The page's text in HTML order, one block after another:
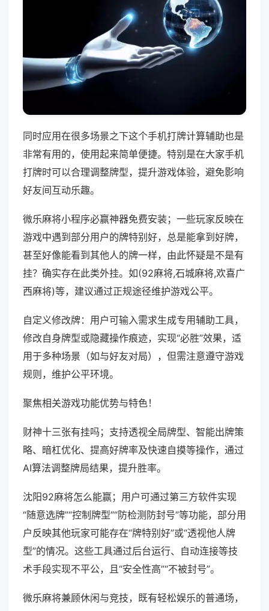
同时应用在很多场景之下这个手机打牌计算辅助也是
非常有用的，使用起来简单便捷。特别是在大家手机
打牌时可以合理调整牌型，提升游戏体验，避免影响
好友间互动乐趣。
微乐麻将小程序必赢神器免费安装；一些玩家反映在
游戏中遇到部分用户的牌特别好，总是能拿到好牌，
甚至好像能看到其他人的牌一样，由此怀疑是不是有
挂？确实存在此类外挂。如(92麻将,石城麻将,欢喜广
西麻将)等，建议通过正规途径维护游戏公平。
自定义修改牌：用户可输入需求生成专用辅助工具，
修改自身牌型或隐藏操作痕迹，实现“必胜”效果，适
用于多种场景（如与好友对局），但需注意遵守游戏
规则，维护公平环境。
聚焦相关游戏功能优势与特色！
财神十三张有挂吗；支持透视全局牌型、智能出牌策
略、暗杠优化、提高好牌率及快速自摸等操作，通过
AI算法调整牌局结果，提升胜率。
沈阳92麻将怎么能赢；用户可通过第三方软件实现
“随意选牌”“控制牌型”“防检测防封号”等功能，部分用
户反映其他玩家可能存在“牌特别好”或“透视他人牌
型”的情况。这些工具通过后台运行、自动连接等技
术手段实现不平公，且“安全性高”“不被封号”。
微乐麻将兼顾休闲与竞技，既有轻松娱乐的普通场，